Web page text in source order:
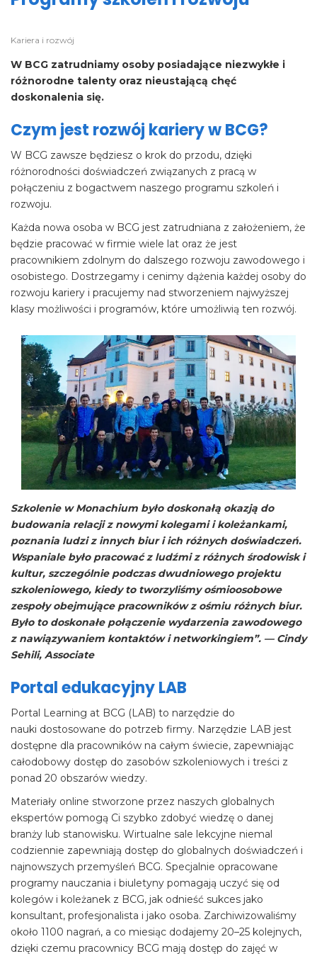
Kariera i rozwój
W BCG zatrudniamy osoby posiadające niezwykłe i
różnorodne talenty oraz nieustającą chęć
doskonalenia się.
Czym jest rozwój kariery w BCG?
W BCG zawsze będziesz o krok do przodu, dzięki
różnorodności doświadczeń związanych z pracą w
połączeniu z bogactwem naszego programu szkoleń i
rozwoju.
Każda nowa osoba w BCG jest zatrudniana z założeniem, że
będzie pracować w firmie wiele lat oraz że jest
pracownikiem zdolnym do dalszego rozwoju zawodowego i
osobistego. Dostrzegamy i cenimy dążenia każdej osoby do
rozwoju kariery i pracujemy nad stworzeniem najwyższej
klasy możliwości i programów, które umożliwią ten rozwój.
Szkolenie w Monachium było doskonałą okazją do
budowania relacji z nowymi kolegami i koleżankami,
poznania ludzi z innych biur i ich różnych doświadczeń.
Wspaniale było pracować z ludźmi z różnych środowisk i
kultur, szczególnie podczas dwudniowego projektu
szkoleniowego, kiedy to tworzyliśmy ośmioosobowe
zespoły obejmujące pracowników z ośmiu różnych biur.
Było to doskonałe połączenie wydarzenia zawodowego
z nawiązywaniem kontaktów i networkingiem”. — Cindy
Sehili, Associate
Portal edukacyjny LAB
Portal Learning at BCG (LAB) to narzędzie do
nauki dostosowane do potrzeb firmy. Narzędzie LAB jest
dostępne dla pracowników na całym świecie, zapewniając
całodobowy dostęp do zasobów szkoleniowych i treści z
ponad 20 obszarów wiedzy.
Materiały online stworzone przez naszych globalnych
ekspertów pomogą Ci szybko zdobyć wiedzę o danej
branży lub stanowisku. Wirtualne sale lekcyjne niemal
codziennie zapewniają dostęp do globalnych doświadczeń i
najnowszych przemyśleń BCG. Specjalnie opracowane
programy nauczania i biuletyny pomagają uczyć się od
kolegów i koleżanek z BCG, jak odnieść sukces jako
konsultant, profesjonalista i jako osoba. Zarchiwizowaliśmy
około 1100 nagrań, a co miesiąc dodajemy 20–25 kolejnych,
dzięki czemu pracownicy BCG mają dostęp do zajęć w